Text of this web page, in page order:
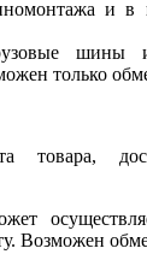
и в
только
товара,
Возможен